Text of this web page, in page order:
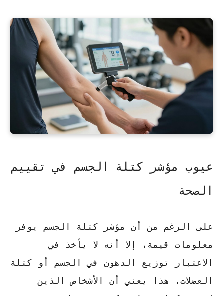
عيوب مؤشر كتلة الجسم في تقييم
الصحة
على الرغم من أن مؤشر كتلة الجسم يوفر
معلومات قيمة، إلا أنه لا يأخذ في
الاعتبار توزيع الدهون في الجسم أو كتلة
العضلات. هذا يعني أن الأشخاص الذين